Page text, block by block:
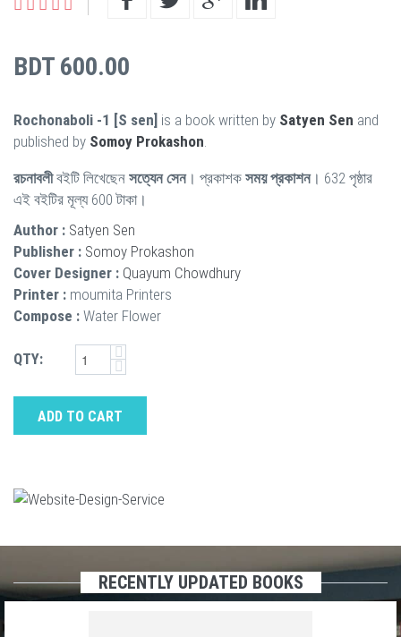
BDT 600.00
Rochonaboli -1 [S sen] is a book written by Satyen Sen and
published by Somoy Prokashon
রচনাবলীবইটি লিখেছেন সত্যেন সেন। প্রকাশক সময় প্রকাশন। 632 পৃষ্ঠার
এই বইটির মূল্য 600 টাকা।
Author : Satyen Sen
Publisher : Somoy Prokashon
Cover Designer : Quayum Chowdhury
Printer : moumita Printers
Compose : Water Flower
QTY:
ADD TO CART
RECENTLY UPDATED BOOKS